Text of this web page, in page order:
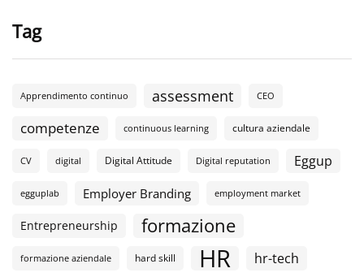
Tag
Apprendimento continuo assessment CEO
competenze continuous learning cultura aziendale
CV digital Digital Attitude Digital reputation Eggup
egguplab Employer Branding employment market
Entrepreneurship formazione
formazione aziendale hard skill HR hr-tech